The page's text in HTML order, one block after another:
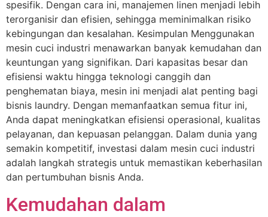
spesifik. Dengan cara ini, manajemen linen menjadi lebih
terorganisir dan efisien, sehingga meminimalkan risiko
kebingungan dan kesalahan. Kesimpulan Menggunakan
mesin cuci industri menawarkan banyak kemudahan dan
keuntungan yang signifikan. Dari kapasitas besar dan
efisiensi waktu hingga teknologi canggih dan
penghematan biaya, mesin ini menjadi alat penting bagi
bisnis laundry. Dengan memanfaatkan semua fitur ini,
Anda dapat meningkatkan efisiensi operasional, kualitas
pelayanan, dan kepuasan pelanggan. Dalam dunia yang
semakin kompetitif, investasi dalam mesin cuci industri
adalah langkah strategis untuk memastikan keberhasilan
dan pertumbuhan bisnis Anda.
Kemudahan dalam